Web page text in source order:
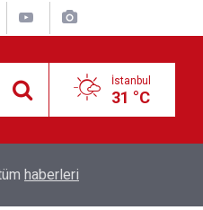
İstanbul
31 °C
sahnelere ara verdi: ''En az
haberleri